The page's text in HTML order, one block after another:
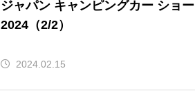
ジャパン キャンピングカー ショー
2024（2/2）
2024.02.15